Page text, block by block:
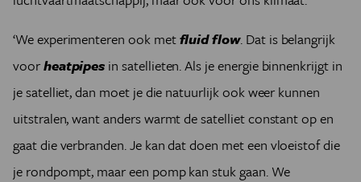
‘We experimenteren ook metfluid flow. Dat is belangrijk
voorheatpipes in satellieten. Als je energie binnenkrijgt in
je satelliet, dan moet je die natuurlijk ook weer kunnen
uitstralen, want anders warmt de satelliet constant op en
gaat die verbranden. Je kan dat doen met een vloeistof die
je rondpompt, maar een pomp kan stuk gaan. We